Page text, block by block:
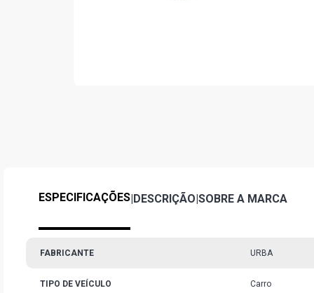
ESPECIFICAÇÕES|DESCRIÇÃO|SOBRE A MARCA
FABRICANTE URBA
TIPO DE VEÍCULO Carro